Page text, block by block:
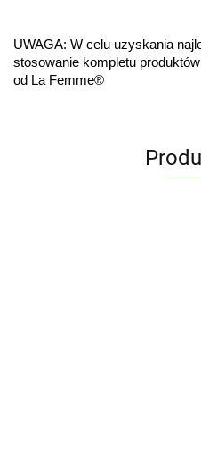
UWAGA: W celu uzyskania
stosowanie kompletu
od La Femme®